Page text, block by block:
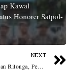
Kawal
Honorer Satpol-
NEXT
Dedy Gunawan Ritonga, Pengusaha Muda dan Sukses di Bidang Kontraktor dan Suplirer